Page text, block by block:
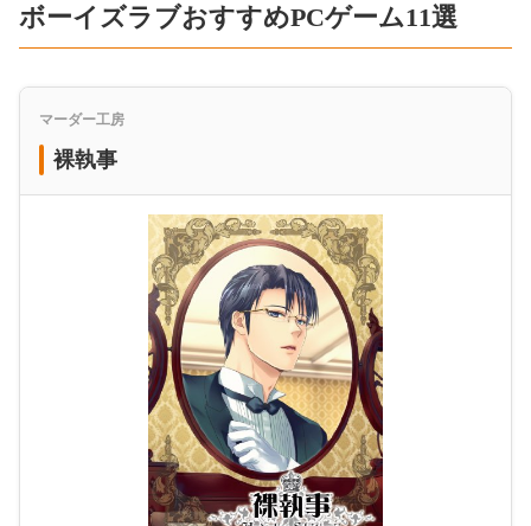
ボーイズラブおすすめPCゲーム11選
マーダー工房
裸執事